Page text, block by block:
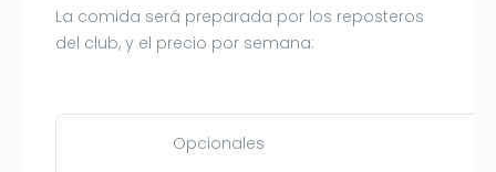
La comida será preparada por los reposteros
del club, y el precio por semana:
Opcionales